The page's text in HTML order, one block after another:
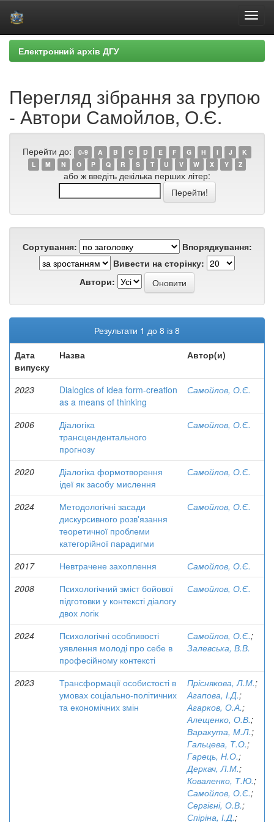
Skip
navigation
Електронний архів ДГУ
Перегляд зібрання за групою
- Автори Самойлов, О.Є.
Перейти до: 0-9 A B C D E F G H I J
K
L
M N O P Q R S T U V W X Y Z
або ж введіть декілька перших літер:
Сортування:
Впорядкування:
Вивести на сторінку:
Автори:
Результати 1 до 8 із 8
Дата
випуску
Назва Автор(и)
2023
Dialogics of idea form-creation
as a means of thinking
Самойлов, О.Є.
2006
Діалогіка
трансцендентального
прогнозу
Самойлов, О.Є.
2020
Діалогіка формотворення
ідеї як засобу мислення
Самойлов, О.Є.
2024
Методологічні засади
дискурсивного розв'язання
теоретичної проблеми
категорійної парадигми
Самойлов, О.Є.
2017 Невтрачене захоплення
Самойлов, О.Є.
2008
Психологічний зміст бойової
підготовки у контексті діалогу
двох логік
Самойлов, О.Є.
2024
Психологічні особливості
уявлення молоді про себе в
професійному контексті
Самойлов, О.Є.;
Залевська, В.В.
2023
Трансформації особистості в
умовах соціально-політичних
та економічних змін
Пріснякова, Л.М.;
Агапова, І.Д.;
Агарков, О.А.;
Алещенко, О.В.;
Варакута, М.Л.;
Гальцева, Т.О.;
Гарець, Н.О.;
Деркач, Л.М.;
Коваленко, Т.Ю.;
Самойлов, О.Є.;
Сергієні, О.В.;
Спіріна, І.Д.;